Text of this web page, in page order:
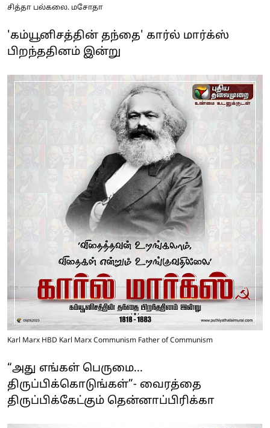
சித்தா பல்கலை. மசோதா
'கம்யூனிசத்தின் தந்தை' கார்ல் மார்க்ஸ்
பிறந்ததினம் இன்று
Karl Marx HBD Karl Marx Communism Father of Communism
“அது எங்கள் பெருமை...
திருப்பிக்கொடுங்கள்”- வைரத்தை
திருப்பிக்கேட்கும் தென்னாப்பிரிக்கா